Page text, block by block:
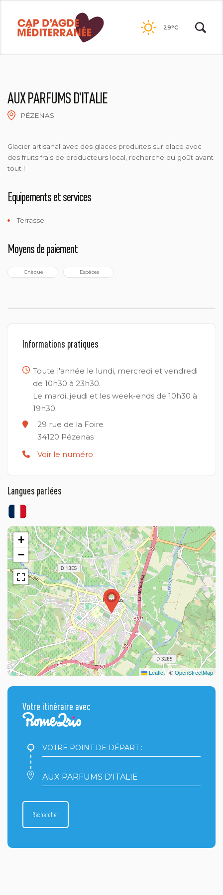
contenu
29°C
AUX PARFUMS D'ITALIE
PÉZENAS
Glacier artisanal avec des glaces produites sur place avec
des fruits frais de producteurs local, recherche du goût avant
tout !
Equipements et services
Terrasse
Moyens de paiement
Chèque Espèces
Informations pratiques
Toute l'année le lundi, mercredi et vendredi
de 10h30 à 23h30.
Le mardi, jeudi et les week-ends de 10h30 à
19h30.
29 rue de la Foire
34120 Pézenas
Voir le numéro
Langues parlées
+
−
Leaflet|©OpenStreetMap
Votre itinéraire avec
Votre
point
:Votre
point
:
Rechercher